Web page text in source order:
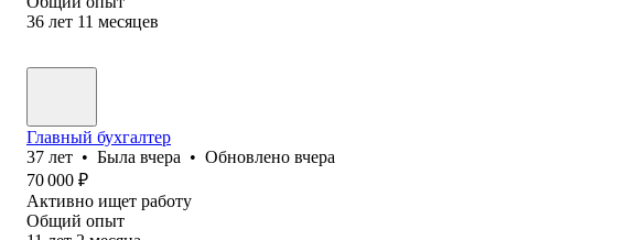
36 лет 11 месяцев
Главный бухгалтер
37 лет • Была вчера • Обновлено вчера
70 000 ₽
Активно ищет работу
Общий опыт